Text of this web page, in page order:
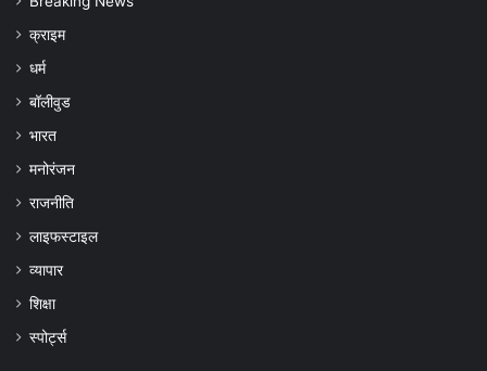
क्राइम
धर्म
बॉलीवुड
भारत
मनोरंजन
राजनीति
लाइफस्टाइल
व्यापार
शिक्षा
स्पोर्ट्स